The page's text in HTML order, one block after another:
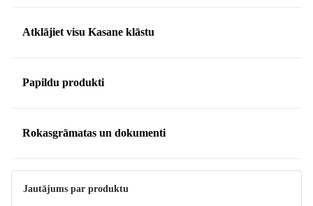
Atklājiet visu Kasane klāstu
Papildu produkti
Rokasgrāmatas un dokumenti
Jautājums par produktu